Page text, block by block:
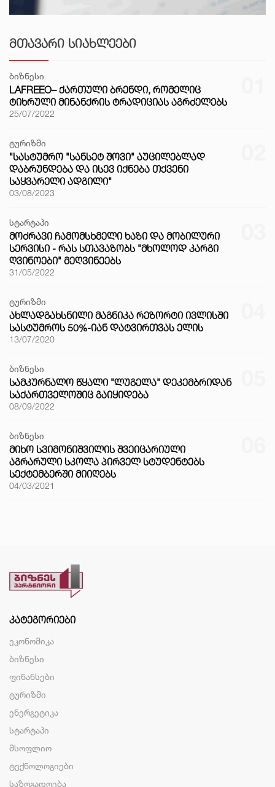
ᲛᲗᲐᲕᲐᲠᲘ ᲡᲘᲐᲮᲚᲔᲔᲑᲘ
ბიზნესი
LAFREEO– ᲥᲐᲠᲗᲣᲚᲘ ᲑᲠᲔᲜᲓᲘ, ᲠᲝᲛᲔᲚᲘᲪ
ᲢᲘᲮᲠᲣᲚᲘ ᲛᲘᲜᲐᲜᲥᲠᲘᲡ ᲢᲠᲐᲓᲘᲪᲘᲐᲡ ᲐᲒᲠᲫᲔᲚᲔᲑᲡ
25/07/2022
ტურიზმი
"ᲡᲐᲡᲢᲣᲛᲠᲝ "ᲡᲐᲜᲡᲔᲢ ᲨᲝᲕᲘ" ᲐᲣᲪᲘᲚᲔᲑᲚᲐᲓ
ᲓᲐᲑᲠᲣᲜᲓᲔᲑᲐ ᲓᲐ ᲘᲡᲔᲕ ᲘᲥᲜᲔᲑᲐ ᲗᲥᲕᲔᲜᲘ
ᲡᲐᲧᲕᲐᲠᲔᲚᲘ ᲐᲓᲒᲘᲚᲘ"
03/08/2023
სტარტაპი
ᲛᲝᲫᲠᲐᲕᲘ ᲩᲐᲛᲝᲛᲡᲮᲛᲔᲚᲘ ᲮᲐᲖᲘ ᲓᲐ ᲛᲝᲑᲘᲚᲣᲠᲘ
ᲡᲔᲠᲕᲘᲡᲘ - ᲠᲐᲡ ᲡᲗᲐᲕᲐᲖᲝᲑᲡ "ᲛᲮᲝᲚᲝᲓ ᲙᲐᲠᲒᲘ
ᲦᲕᲘᲜᲝᲔᲑᲘ" ᲛᲔᲦᲕᲘᲜᲔᲔᲑᲡ
31/05/2022
ტურიზმი
ᲐᲮᲚᲐᲓᲒᲐᲮᲡᲜᲘᲚᲘ ᲛᲐᲒᲜᲘᲙᲐ ᲠᲔᲖᲝᲠᲢᲘ ᲘᲕᲚᲘᲡᲨᲘ
ᲡᲐᲡᲢᲣᲛᲠᲝᲡ 50%-ᲘᲐᲜ ᲓᲐᲢᲕᲘᲠᲗᲕᲐᲡ ᲔᲚᲘᲡ
13/07/2020
ბიზნესი
ᲡᲐᲛᲙᲣᲠᲜᲐᲚᲝ ᲬᲧᲐᲚᲘ "ᲚᲣᲒᲔᲚᲐ" ᲓᲔᲙᲔᲛᲑᲠᲘᲓᲐᲜ
ᲡᲐᲥᲐᲠᲗᲕᲔᲚᲝᲨᲘᲪ ᲒᲐᲘᲧᲘᲓᲔᲑᲐ
08/09/2022
ბიზნესი
ᲛᲘᲮᲝ ᲡᲕᲘᲛᲝᲜᲘᲨᲕᲘᲚᲘᲡ ᲨᲕᲔᲘᲪᲐᲠᲘᲣᲚᲘ
ᲐᲒᲠᲐᲠᲣᲚᲘ ᲡᲙᲝᲚᲐ ᲞᲘᲠᲕᲔᲚ ᲡᲢᲣᲓᲔᲜᲢᲔᲑᲡ
ᲡᲔᲥᲢᲔᲛᲑᲔᲠᲨᲘ ᲛᲘᲘᲦᲔᲑᲡ
04/03/2021
ᲙᲐᲢᲔᲒᲝᲠᲘᲔᲑᲘ
ეკონომიკა
ბიზნესი
ფინანსები
ტურიზმი
ენერგეტიკა
სტარტაპი
მსოფლიო
ტექნოლოგიები
საზოგადოება